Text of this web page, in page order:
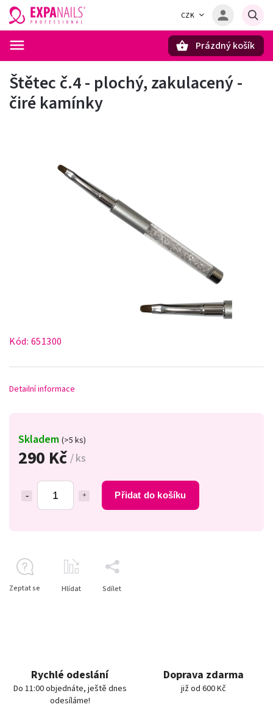
CZK
Prázdný košík
Štětec č.4 - plochý, zakulacený -
čiré kamínky
Kód: 651300
290 Kč / ks
Přidat do košíku
Skladem (>5 ks)
Detailní informace
Zeptat se Hlídat Sdílet
Rychlé odeslání
Do 11:00 objednáte, ještě dnes
odesíláme!
Doprava zdarma
již od 600 Kč